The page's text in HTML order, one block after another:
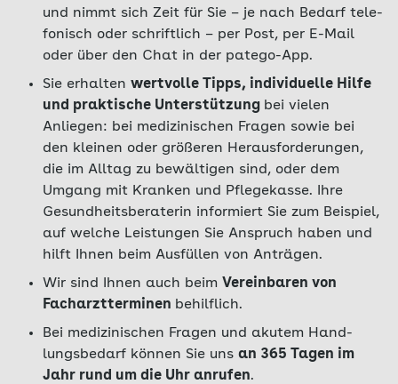
und nimmt sich Zeit für Sie – je nach Bedarf tele­
fonisch oder schriftlich – per Post, per E-Mail
oder über den Chat in der patego-App.
Sie erhalten wertvolle Tipps, individuelle Hilfe
und praktische Unterstützung bei vie­len
Anliegen: bei medizinischen Fragen so­wie bei
den kleinen oder größeren Herausfor­derungen,
die im Alltag zu bewältigen sind, oder dem
Umgang mit Kranken und Pflege­kasse. Ihre
Gesundheitsberaterin informiert Sie zum Beispiel,
auf welche Leistungen Sie Anspruch haben und
hilft Ihnen beim Ausfül­len von Anträgen.
Wir sind Ihnen auch beim Vereinbaren von
Facharztterminen behilflich.
Bei medizinischen Fragen und akutem Hand­
lungsbedarf können Sie uns an 365 Tagen im
Jahr rund um die Uhr anrufen.